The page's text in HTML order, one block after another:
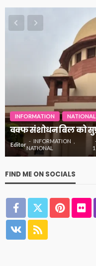
INFORMATION NATIONAL
वक्फ संशोधन बिल को
Editor
INFORMATION
NATIONAL
FIND ME ON SOCIALS